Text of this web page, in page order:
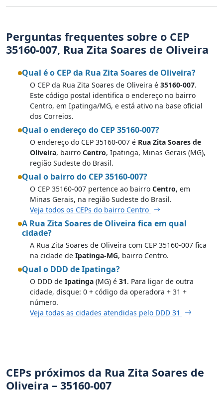
Perguntas frequentes sobre o CEP
35160-007, Rua Zita Soares de Oliveira
Qual é o CEP da Rua Zita Soares de Oliveira?
O CEP da Rua Zita Soares de Oliveira é 35160-007.
Este código postal identifica o endereço no bairro
Centro, em Ipatinga/MG, e está ativo na base oficial
dos Correios.
Qual o endereço do CEP 35160-007?
O endereço do CEP 35160-007 é Rua Zita Soares de
Oliveira, bairro Centro, Ipatinga, Minas Gerais (MG),
região Sudeste do Brasil.
Qual o bairro do CEP 35160-007?
O CEP 35160-007 pertence ao bairro Centro, em
Minas Gerais, na região Sudeste do Brasil.
Veja todos os CEPs do bairro Centro
A Rua Zita Soares de Oliveira fica em qual
cidade?
A Rua Zita Soares de Oliveira com CEP 35160-007 fica
na cidade de Ipatinga-MG, bairro Centro.
Qual o DDD de Ipatinga?
O DDD de Ipatinga (MG) é 31. Para ligar de outra
cidade, disque: 0 + código da operadora + 31 +
número.
Veja todas as cidades atendidas pelo DDD 31
CEPs próximos da Rua Zita Soares de
Oliveira – 35160-007